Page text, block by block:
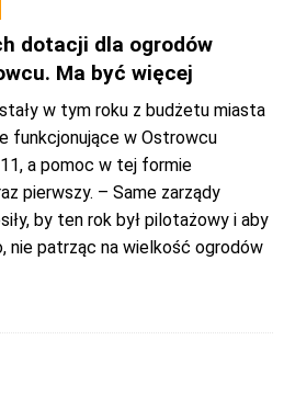
dotacji dla ogrodów
Ma być więcej
w tym roku z budżetu miasta
funkcjonujące w Ostrowcu
a pomoc w tej formie
pierwszy. – Same zarządy
by ten rok był pilotażowy i aby
nie patrząc na wielkość ogrodów